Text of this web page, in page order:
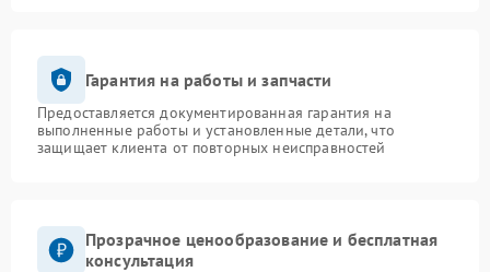
Гарантия на работы и запчасти
Предоставляется документированная гарантия на
выполненные работы и установленные детали, что
защищает клиента от повторных неисправностей
Прозрачное ценообразование и бесплатная
консультация